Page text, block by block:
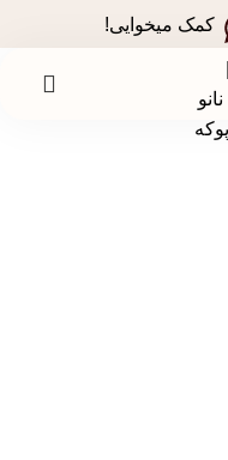
ساز همراه هدیه ببر!
کمک میخوایی!